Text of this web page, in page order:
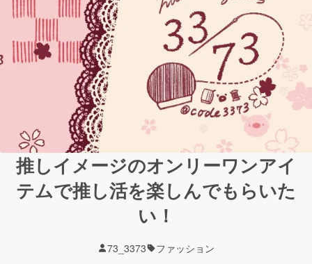
推しイメージのオンリーワンアイ
テムで推し活を楽しんでもらいた
い！
73_3373 ファッション